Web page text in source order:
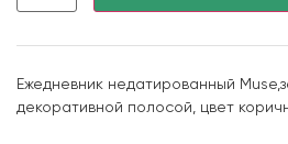
Ежедневник недатированный
декоративной полосой, цвет